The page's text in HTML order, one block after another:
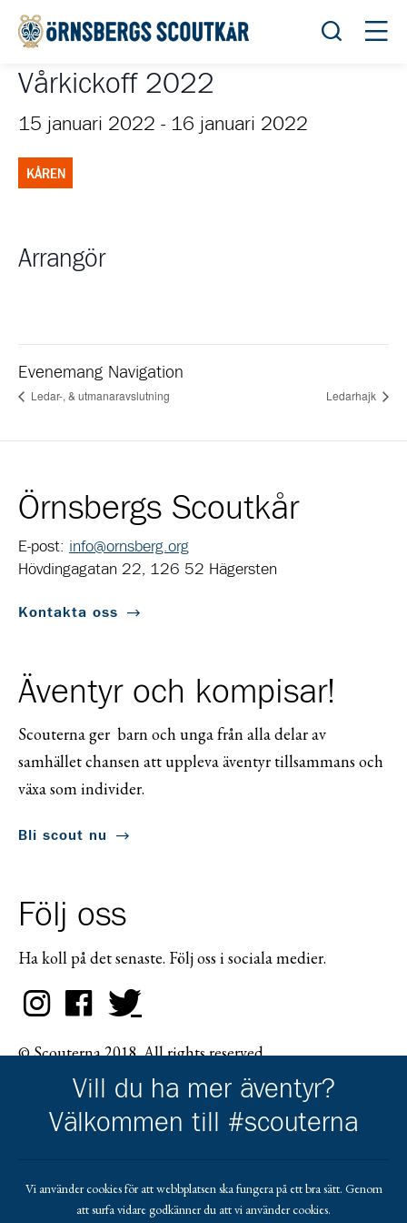
Öppna
Vårkickoff 2022
15 januari 2022 - 16 januari 2022
KÅREN
Arrangör
Evenemang Navigation
Ledar-, & utmanaravslutning Ledarhajk
Örnsbergs Scoutkår
E-post: info@ornsberg.org
Hövdingagatan 22, 126 52 Hägersten
Kontakta oss
Äventyr och kompisar!
Scouterna ger barn och unga från alla delar av
samhället chansen att uppleva äventyr tillsammans och
växa som individer.
Bli scout nu
Följ oss
Ha koll på det senaste. Följ oss i sociala medier.
© Scouterna 2018. All rights reserved.
Vill du ha mer äventyr?
Välkommen till #scouterna
Vi använder cookies för att webbplatsen ska fungera på ett bra sätt. Genom
att surfa vidare godkänner du att vi använder cookies.